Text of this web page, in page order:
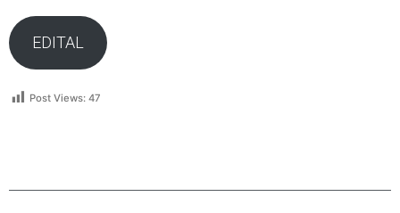
EDITAL
Post Views: 47